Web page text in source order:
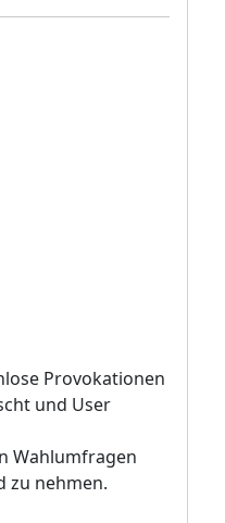
Provokationen
und User
Wahlumfragen
zu nehmen.